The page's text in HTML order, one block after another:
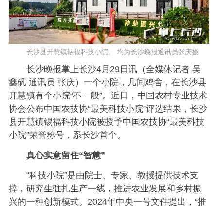
长沙县开慧镇锡福科技小院。 均为长沙晚报通讯员张庆摄
长沙晚报掌上长沙4月29日讯（全媒体记者 吴
鑫矾 通讯员 张庆）一个小院，几间鸡舍，在长沙县
开慧镇有个小院“不一般”。近日，中国农村专业技术
协会公布中国农技协“最美科技小院”评选结果，长沙
县开慧镇锡福科技小院被授予中国农技协“最美科技
小院”荣誉称号，系长沙首个。
真心实意留住“智慧”
“科技小院”是由院士、专家、教授提供技术支
撑，研究生驻扎生产一线，推进农业发展和乡村振
兴的一种创新模式。2024年中央一号文件提出，“推